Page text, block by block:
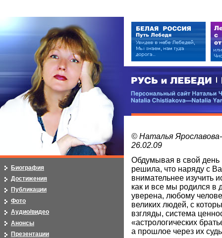
РУСЬ и ЛЕБЕДИ | RUSI —
Персональный сайт Натальи
© Наталья
26.02.09
Обдумывая в свой
решила, что наряду с
внимательнее изучить
как и все мы родился
уверена, любому
великих людей, с
взгляды, система
«астрологических
а прошлое через их
Биография
Достижения
Публикации
Фото
Аудио/видео
Анонсы
Презентации